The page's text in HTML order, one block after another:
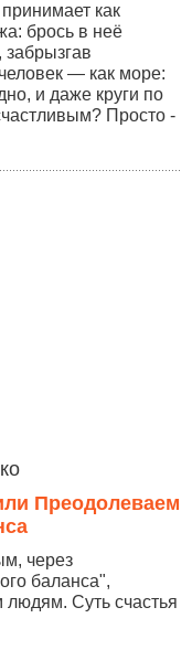
как
брось в неё
— как море:
и даже круги по
Просто -
Преодолеваем
через
баланса",
людям. Суть счастья